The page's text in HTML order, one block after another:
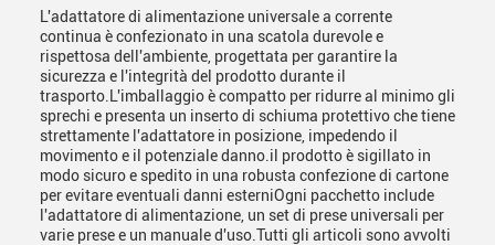
L'adattatore di alimentazione universale a corrente
continua è confezionato in una scatola durevole e
rispettosa dell'ambiente, progettata per garantire la
sicurezza e l'integrità del prodotto durante il
trasporto.L'imballaggio è compatto per ridurre al minimo gli
sprechi e presenta un inserto di schiuma protettivo che tiene
strettamente l'adattatore in posizione, impedendo il
movimento e il potenziale danno.il prodotto è sigillato in
modo sicuro e spedito in una robusta confezione di cartone
per evitare eventuali danni esterniOgni pacchetto include
l'adattatore di alimentazione, un set di prese universali per
varie prese e un manuale d'uso.Tutti gli articoli sono avvolti